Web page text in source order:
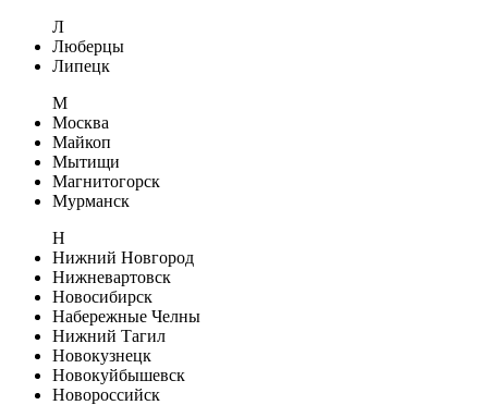
Л
Люберцы
Липецк
М
Москва
Майкоп
Мытищи
Магнитогорск
Мурманск
Н
Нижний Новгород
Нижневартовск
Новосибирск
Набережные Челны
Нижний Тагил
Новокузнецк
Новокуйбышевск
Новороссийск